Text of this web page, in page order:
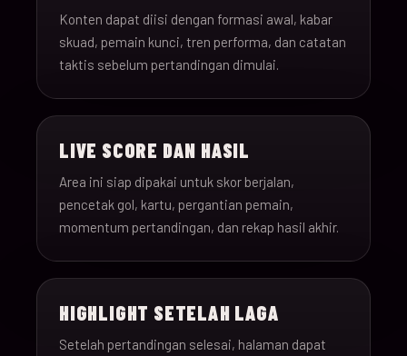
014
26
12:00 Spain v Cape Verde
15-Jun-
26
Iran v New Zealand
016
15-Jun-
12:00
017
16-Jun-
15:00 France v Senegal
018
26
18:00
Konten dapat diisi dengan formasi awal, kabar
skuad, pemain kunci, tren performa, dan catatan
taktis sebelum pertandingan dimulai.
LIVE SCORE DAN HASIL
Area ini siap dipakai untuk skor berjalan,
pencetak gol, kartu, pergantian pemain,
momentum pertandingan, dan rekap hasil akhir.
HIGHLIGHT SETELAH LAGA
Setelah pertandingan selesai, halaman dapat